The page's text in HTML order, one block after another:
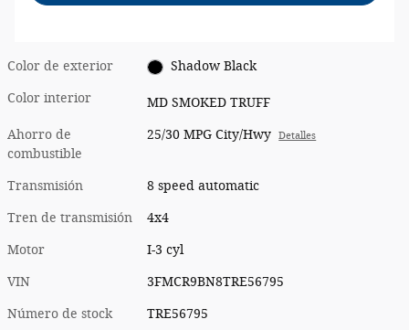
Color de exterior Shadow Black
Color interior MD SMOKED TRUFF
Ahorro de
combustible
25/30 MPG City/Hwy Detalles
Transmisión 8 speed automatic
Tren de transmisión 4x4
Motor I-3 cyl
VIN 3FMCR9BN8TRE56795
Número de stock TRE56795